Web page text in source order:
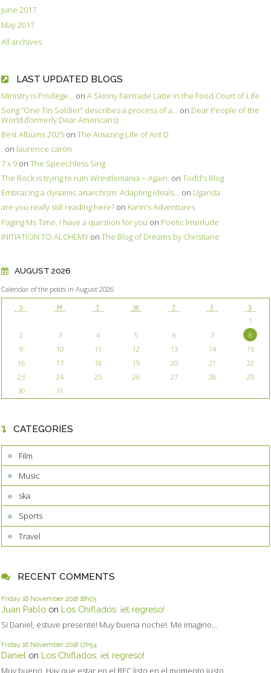
June 2017
May 2017
All archives
LAST UPDATED BLOGS
Ministry is Privilege... on A Skinny Fairtrade Latte in the Food Court of Life
Song ”One Tin Soldier” describes a process of a... on Dear People of the
World (formerly Dear Americans)
Best Albums 2025 on The Amazing Life of Ant D
. on laurence caron
7 x 9 on The Speechless Sing
The Rock is trying to ruin Wrestlemania -- Again. on Todd's Blog
Embracing a dynamic anarchism: Adapting ideals... on Uganda
are you really still reading here? on Karin's Adventures
Paging Ms Time, I have a question for you on Poetic Interlude
INITIATION TO ALCHEMY on The Blog of Dreams by Christiane
AUGUST 2026
Calendar of the posts in August 2026
S M T W T F S
1
2
3 4 5 6 7
8
9
10 11 12 13 14
15
16
17 18 19 20 21
22
23
24 25 26 27 28
29
30
31
CATEGORIES
Film
Music
ska
Sports
Travel
RECENT COMMENTS
Friday 16 November 2018 18h03
Juan Pablo on Los Chiflados: ¡el regreso!
Si Daniel, estuve presente! Muy buena noche!. Me imagino...
Friday 16 November 2018 17h54
Daniel on Los Chiflados: ¡el regreso!
Muy bueno. Hay que estar en el REC listo en el momento justo